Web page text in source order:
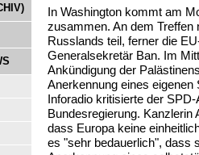
In Washington kommt am
zusammen. An dem Treffen
Russlands teil, ferner die
Generalsekretär Ban. Im
Ankündigung der
Anerkennung eines
Inforadio kritisierte der
Bundesregierung. Kanzlerin
dass Europa keine
es "sehr bedauerlich", dass